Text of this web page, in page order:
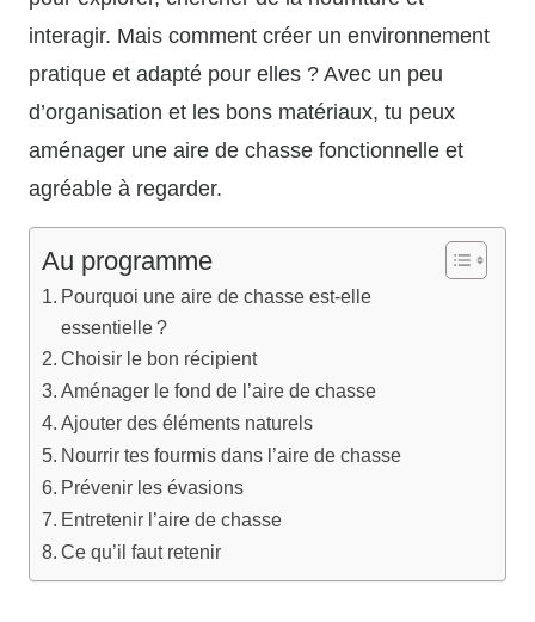
interagir. Mais comment créer un environnement
pratique et adapté pour elles ? Avec un peu
d’organisation et les bons matériaux, tu peux
aménager une aire de chasse fonctionnelle et
agréable à regarder.
Au programme
Pourquoi une aire de chasse est-elle
essentielle ?
Choisir le bon récipient
Aménager le fond de l’aire de chasse
Ajouter des éléments naturels
Nourrir tes fourmis dans l’aire de chasse
Prévenir les évasions
Entretenir l’aire de chasse
Ce qu’il faut retenir